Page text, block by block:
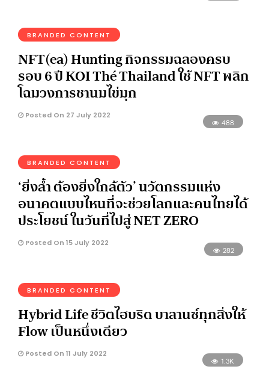
BRANDED CONTENT
NFT(ea) Hunting กิจกรรมฉลองครบ
รอบ 6 ปี KOI Thé Thailand ใช้ NFT พลิก
โฉมวงการชานมไข่มุก
Posted On 27 July 2022
488
BRANDED CONTENT
‘ยิ่งล้ำ ต้องยิ่งใกล้ตัว’ นวัตกรรมแห่ง
อนาคตแบบไหนที่จะช่วยโลกและคนไทยได้
ประโยชน์ ในวันที่ไปสู่ NET ZERO
Posted On 15 July 2022
282
BRANDED CONTENT
Hybrid Life ชีวิตไฮบริด บาลานซ์ทุกสิ่งให้
Flow เป็นหนึ่งเดียว
Posted On 11 July 2022
1.3K